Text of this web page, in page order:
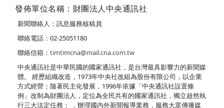
發佈單位名稱：財團法人中央通訊社
新聞聯絡人：訊息服務核稿員
聯絡電話：02-25051180
聯絡信箱： timtimcna@mail.cna.com.tw
中央通訊社是中華民國的國家通訊社，是台灣最具影響力的新聞媒
體。 經歷組織改造，1973年中央社改組為股份有限公司，以企業
方式經營；隨著民主化發展，1996年依據「中央通訊社設置條
例」改制為財團法人，定位為全民共有的國家通訊社，獨立超然執
行三大法定任務： ．辦理國內外新聞報導業務，服務大眾傳播媒